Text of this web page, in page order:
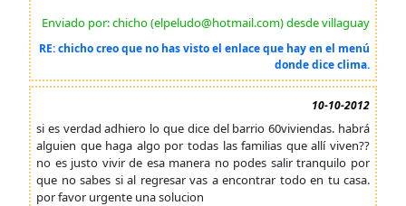
Enviado por: chicho (elpeludo@hotmail.com) desde villaguay
RE: chicho creo que no has visto el enlace que hay en el menú
donde dice clima.
10-10-2012
si es verdad adhiero lo que dice del barrio 60viviendas. habrá
alguien que haga algo por todas las familias que allí viven??
no es justo vivir de esa manera no podes salir tranquilo por
que no sabes si al regresar vas a encontrar todo en tu casa.
por favor urgente una solucion